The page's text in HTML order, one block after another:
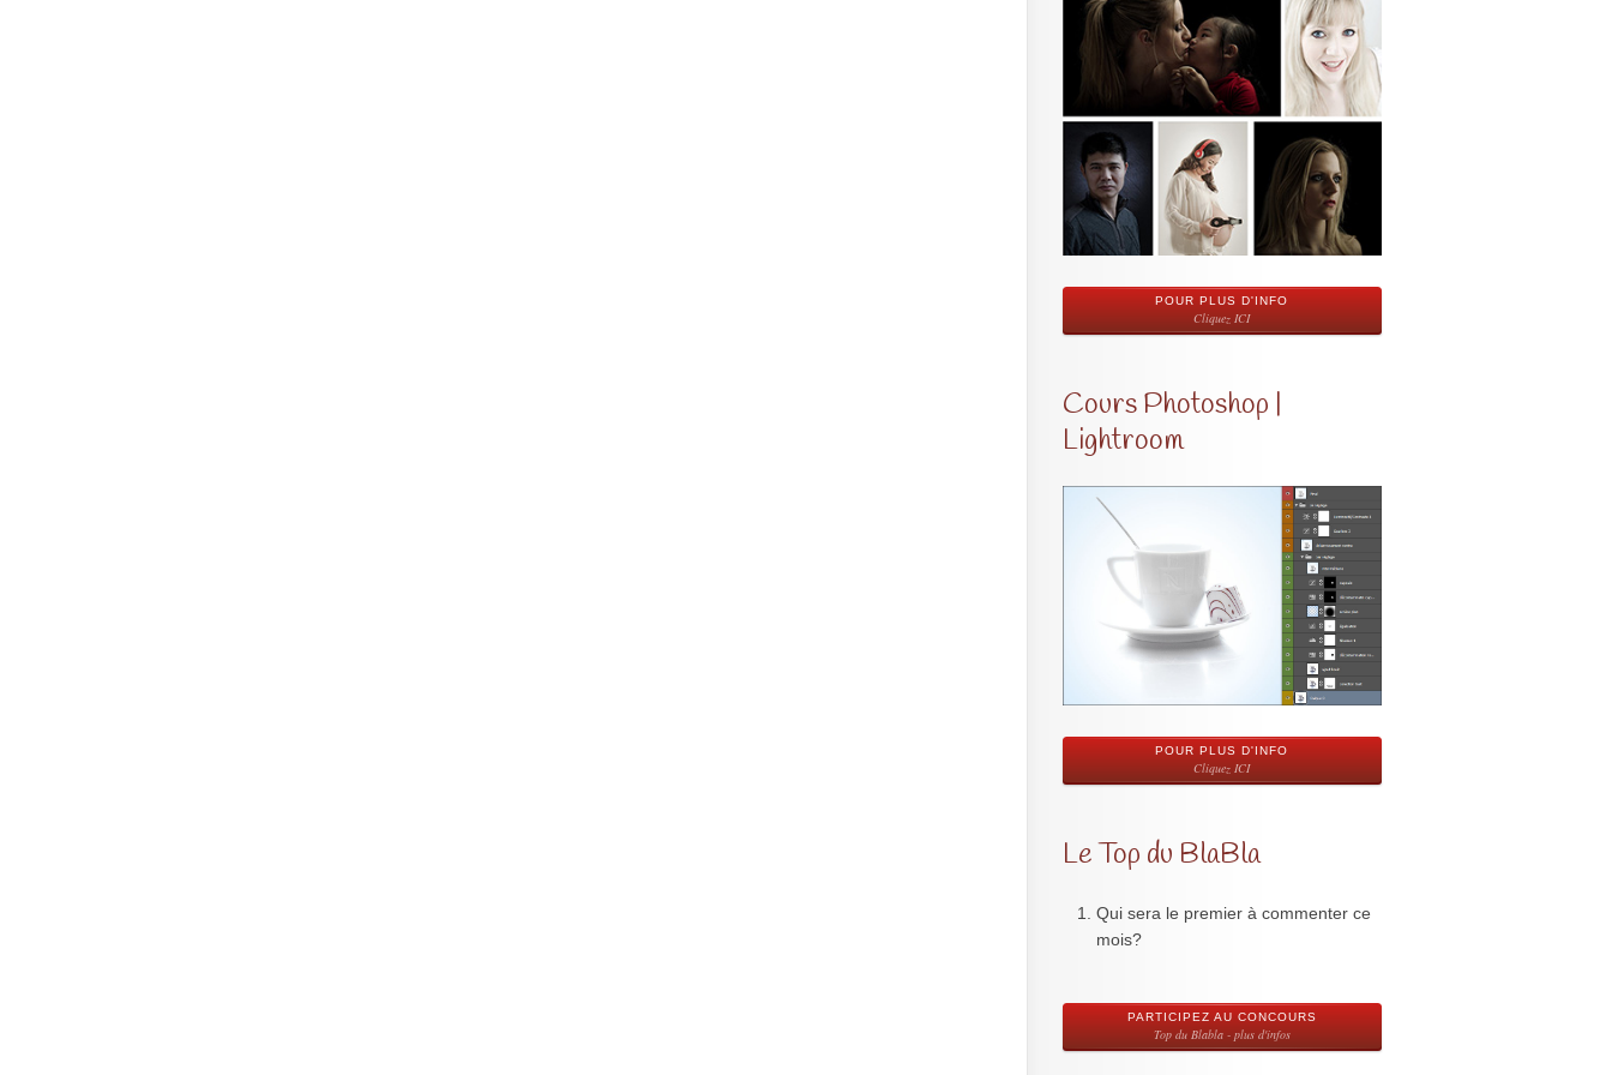
POUR PLUS D'INFO
Cliquez ICI
Cours Photoshop |
Lightroom
POUR PLUS D'INFO
Cliquez ICI
Le Top du BlaBla
Qui sera le premier à commenter ce
mois?
PARTICIPEZ AU CONCOURS
Top du Blabla - plus d'infos